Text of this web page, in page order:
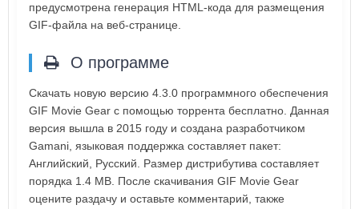
предусмотрена генерация HTML-кода для размещения
GIF-файла на веб-странице.
О программе
Скачать новую версию 4.3.0 программного обеспечения
GIF Movie Gear с помощью торрента бесплатно. Данная
версия вышла в 2015 году и создана разработчиком
Gamani, языковая поддержка составляет пакет:
Английский, Русский. Размер дистрибутива составляет
порядка 1.4 MB. После скачивания GIF Movie Gear
оцените раздачу и оставьте комментарий, также